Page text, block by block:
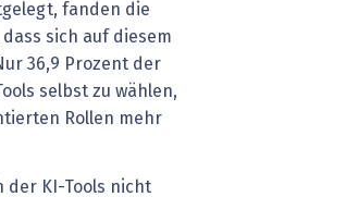
fanden die
sich auf diesem
36,9 Prozent der
selbst zu wählen,
Rollen mehr
der KI-Tools nicht